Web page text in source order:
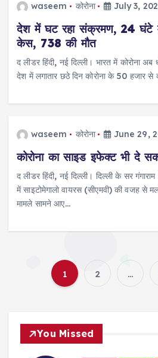
waseem कोरोना July 3,
देश में घट रहा संक्रमण, 24 घंटे
केस, 738 की मौत
द लीडर हिंदी, नई दिल्ली। भारत में कोरोना अब
देश में लगातार छठे दिन कोरोना के 50 हजार
waseem कोरोना June 29,
कोरोना का साइड इफेक्ट भी दे
द लीडर हिंदी, नई दिल्ली। दिल्ली के सर
में साइटोमेगालो वायरस (सीएमवी) की वजह से
मामले सामने आए…
P
1 2 …
You Missed